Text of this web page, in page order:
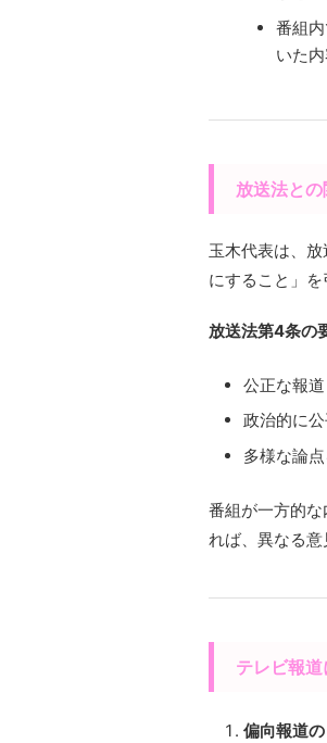
番組
いた
放送法と
玉木代表は、
にすること」を
放送法第4条の
公正な報道
政治的に
多様な論
番組が一方的
れば、異なる
テレビ報
偏向報道